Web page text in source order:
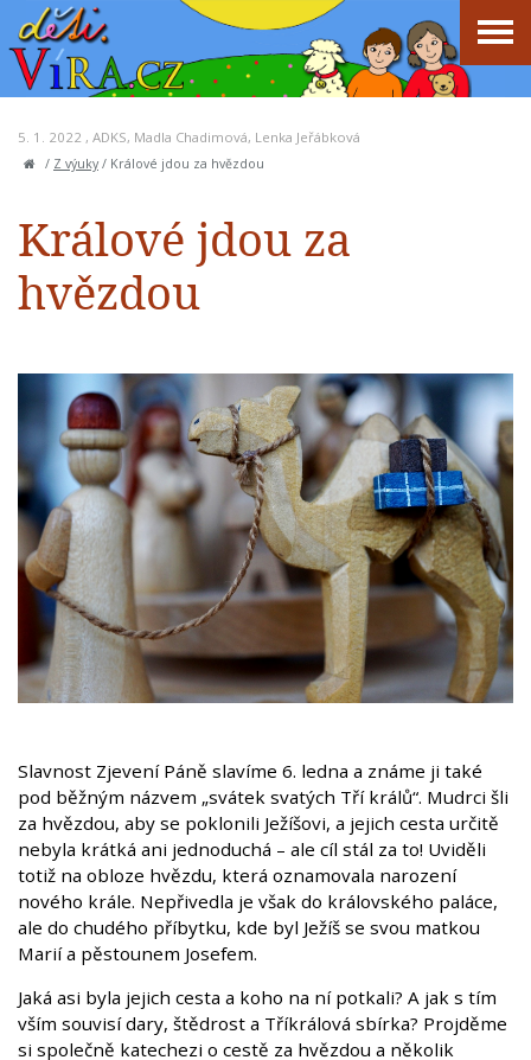
5. 1. 2022 , ADKS, Madla Chadimová, Lenka Jeřábková
/ Z výuky/ Králové jdou za hvězdou
Králové jdou za
hvězdou
Slavnost Zjevení Páně slavíme 6. ledna a známe ji také
pod běžným názvem „svátek svatých Tří králů“. Mudrci šli
za hvězdou, aby se poklonili Ježíšovi, a jejich cesta určitě
nebyla krátká ani jednoduchá – ale cíl stál za to! Uviděli
totiž na obloze hvězdu, která oznamovala narození
nového krále. Nepřivedla je však do královského paláce,
ale do chudého příbytku, kde byl Ježíš se svou matkou
Marií a pěstounem Josefem.
Jaká asi byla jejich cesta a koho na ní potkali? A jak s tím
vším souvisí dary, štědrost a Tříkrálová sbírka? Projděme
si společně katechezi o cestě za hvězdou a několik